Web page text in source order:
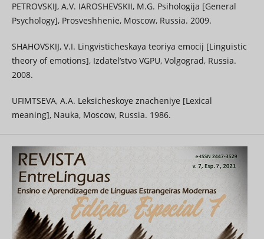
PETROVSKIJ, A.V. IAROSHEVSKII, M.G. Psihologija [General
Psychology], Prosveshhenie, Moscow, Russia. 2009.
SHAHOVSKIJ, V.I. Lingvisticheskaya teoriya emocij [Linguistic
theory of emotions], Izdatel’stvo VGPU, Volgograd, Russia.
2008.
UFIMTSEVA, A.A. Leksicheskoye znacheniye [Lexical
meaning], Nauka, Moscow, Russia. 1986.